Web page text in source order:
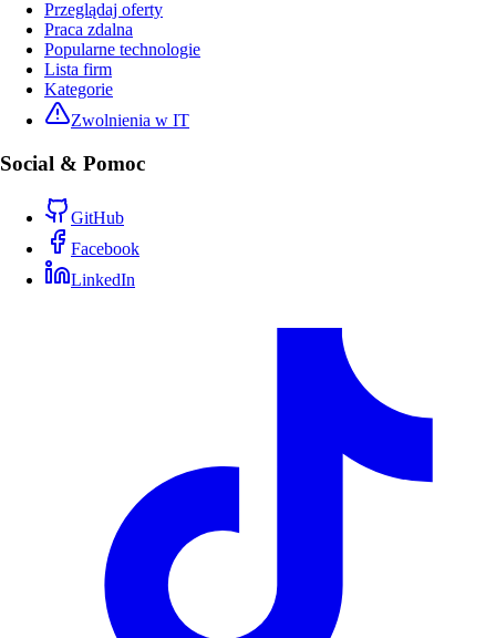
Przeglądaj oferty
Praca zdalna
Popularne technologie
Lista firm
Kategorie
Zwolnienia w IT
Social & Pomoc
GitHub
Facebook
LinkedIn